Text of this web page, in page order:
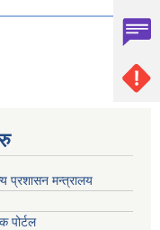
प्रशासन मन्त्रालय
पोर्टल